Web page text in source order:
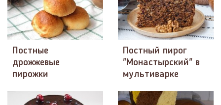
Постные
дрожжевые
пирожки
Постный пирог
"Монастырский" в
мультиварке